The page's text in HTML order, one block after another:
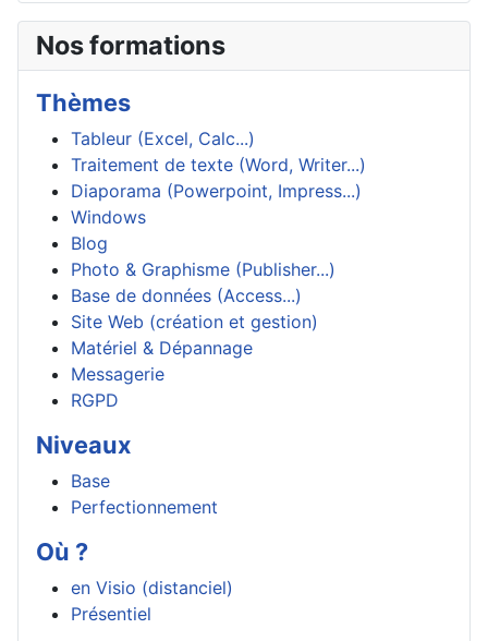
Nos formations
Thèmes
Tableur (Excel, Calc...)
Traitement de texte (Word, Writer...)
Diaporama (Powerpoint, Impress...)
Windows
Blog
Photo & Graphisme (Publisher...)
Base de données (Access...)
Site Web (création et gestion)
Matériel & Dépannage
Messagerie
RGPD
Niveaux
Base
Perfectionnement
Où ?
en Visio (distanciel)
Présentiel